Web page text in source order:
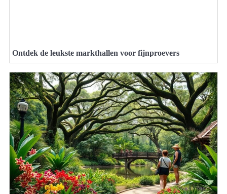
Ontdek de leukste markthallen voor fijnproevers